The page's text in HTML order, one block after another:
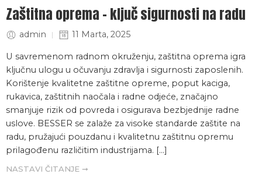
Zaštitna oprema – ključ sigurnosti na radu
admin 11 Marta, 2025
U savremenom radnom okruženju, zaštitna oprema igra
ključnu ulogu u očuvanju zdravlja i sigurnosti zaposlenih.
Korištenje kvalitetne zaštitne opreme, poput kaciga,
rukavica, zaštitnih naočala i radne odjeće, značajno
smanjuje rizik od povreda i osigurava bezbjednije radne
uslove. BESSER se zalaže za visoke standarde zaštite na
radu, pružajući pouzdanu i kvalitetnu zaštitnu opremu
prilagođenu različitim industrijama. […]
NASTAVI ČITANJE ➞